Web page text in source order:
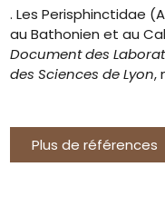
. Les Perisphinctidae
au Bathonien et au
Document des
des Sciences de Lyon,
Plus de références